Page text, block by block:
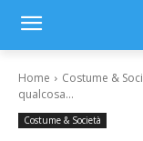
Home Costume &
qualcosa...
Costume & Società